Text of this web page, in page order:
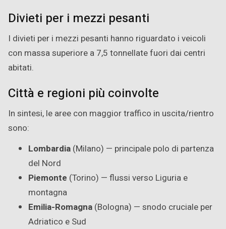
Divieti per i mezzi pesanti
I divieti per i mezzi pesanti hanno riguardato i veicoli
con massa superiore a 7,5 tonnellate fuori dai centri
abitati.
Città e regioni più coinvolte
In sintesi, le aree con maggior traffico in uscita/rientro
sono:
Lombardia (Milano) — principale polo di partenza
del Nord
Piemonte (Torino) — flussi verso Liguria e
montagna
Emilia-Romagna (Bologna) — snodo cruciale per
Adriatico e Sud